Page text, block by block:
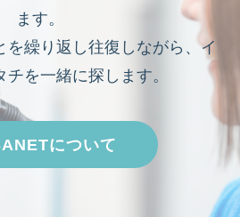
ます。
を繰り返し往復しながら、イ
を一緒に探します。
について